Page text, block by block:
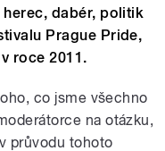
herec, dabér, politik
Prague Pride,
roce 2011.
co jsme všechno
na otázku,
průvodu tohoto